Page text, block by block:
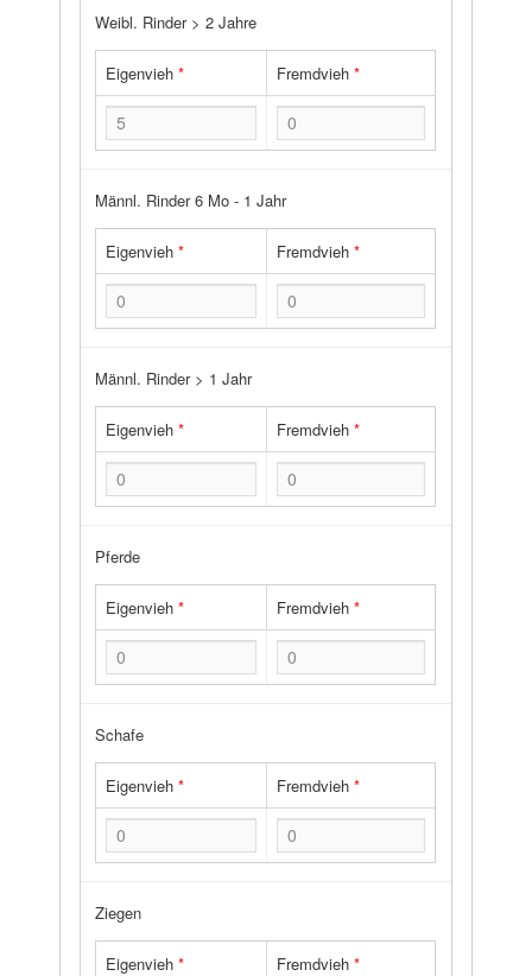
Weibl. Rinder > 2 Jahre
Eigenvieh* Fremdvieh*
Männl. Rinder 6 Mo - 1 Jahr
Eigenvieh* Fremdvieh*
Männl. Rinder > 1 Jahr
Eigenvieh* Fremdvieh*
Pferde
Eigenvieh* Fremdvieh*
Schafe
Eigenvieh* Fremdvieh*
Ziegen
Eigenvieh* Fremdvieh*